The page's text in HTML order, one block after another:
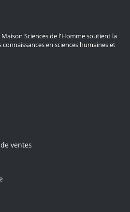
Sciences de l'Homme soutient la
en sciences humaines et
ventes